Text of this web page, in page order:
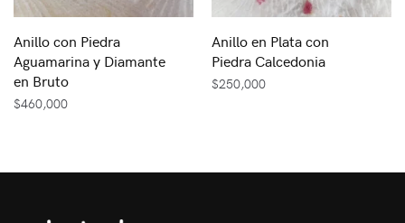
Anillo con Piedra
Aguamarina y Diamante
en Bruto
$460,000
Anillo en Plata con
Piedra Calcedonia
$250,000